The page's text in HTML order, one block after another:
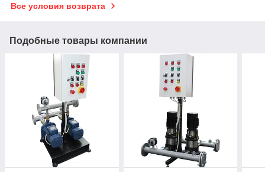
Все условия возврата
Подобные товары компании